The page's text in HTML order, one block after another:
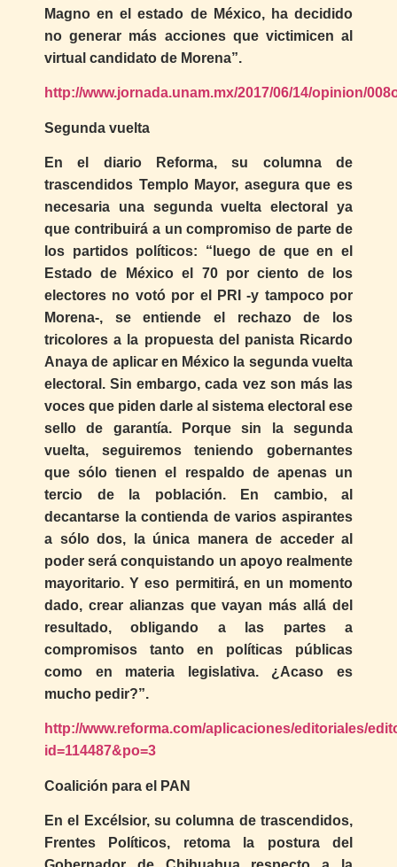
Magno en el estado de México, ha decidido
no generar más acciones que victimicen al
virtual candidato de Morena”.
http://www.jornada.unam.mx/2017/06/14/opinion/
Segunda vuelta
En el diario Reforma, su columna de
trascendidos Templo Mayor, asegura que es
necesaria una segunda vuelta electoral ya
que contribuirá a un compromiso de parte de
los partidos políticos: “luego de que en el
Estado de México el 70 por ciento de los
electores no votó por el PRI -y tampoco por
Morena-, se entiende el rechazo de los
tricolores a la propuesta del panista Ricardo
Anaya de aplicar en México la segunda vuelta
electoral. Sin embargo, cada vez son más las
voces que piden darle al sistema electoral ese
sello de garantía. Porque sin la segunda
vuelta, seguiremos teniendo gobernantes
que sólo tienen el respaldo de apenas un
tercio de la población. En cambio, al
decantarse la contienda de varios aspirantes
a sólo dos, la única manera de acceder al
poder será conquistando un apoyo realmente
mayoritario. Y eso permitirá, en un momento
dado, crear alianzas que vayan más allá del
resultado, obligando a las partes a
compromisos tanto en políticas públicas
como en materia legislativa. ¿Acaso es
mucho pedir?”.
http://www.reforma.com/aplicaciones/editoriales/
id=114487&po=3
Coalición para el PAN
En el Excélsior, su columna de trascendidos,
Frentes Políticos, retoma la postura del